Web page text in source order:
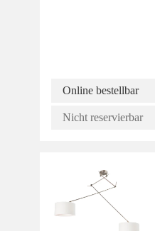
Online bestellbar
Nicht reservierbar